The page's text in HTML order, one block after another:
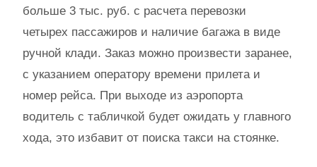
больше 3 тыс. руб. с расчета перевозки
четырех пассажиров и наличие багажа в виде
ручной клади. Заказ можно произвести заранее,
с указанием оператору времени прилета и
номер рейса. При выходе из аэропорта
водитель с табличкой будет ожидать у главного
хода, это избавит от поиска такси на стоянке.